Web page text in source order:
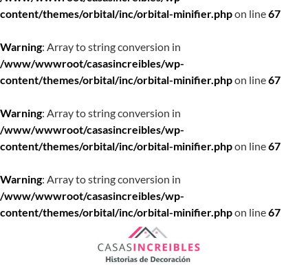
content/themes/orbital/inc/orbital-minifier.phpon line67
Warning: Array to string conversion in
/www/wwwroot/casasincreibles/wp-
content/themes/orbital/inc/orbital-minifier.phpon line67
Warning: Array to string conversion in
/www/wwwroot/casasincreibles/wp-
content/themes/orbital/inc/orbital-minifier.phpon line67
Warning: Array to string conversion in
/www/wwwroot/casasincreibles/wp-
content/themes/orbital/inc/orbital-minifier.phpon line67